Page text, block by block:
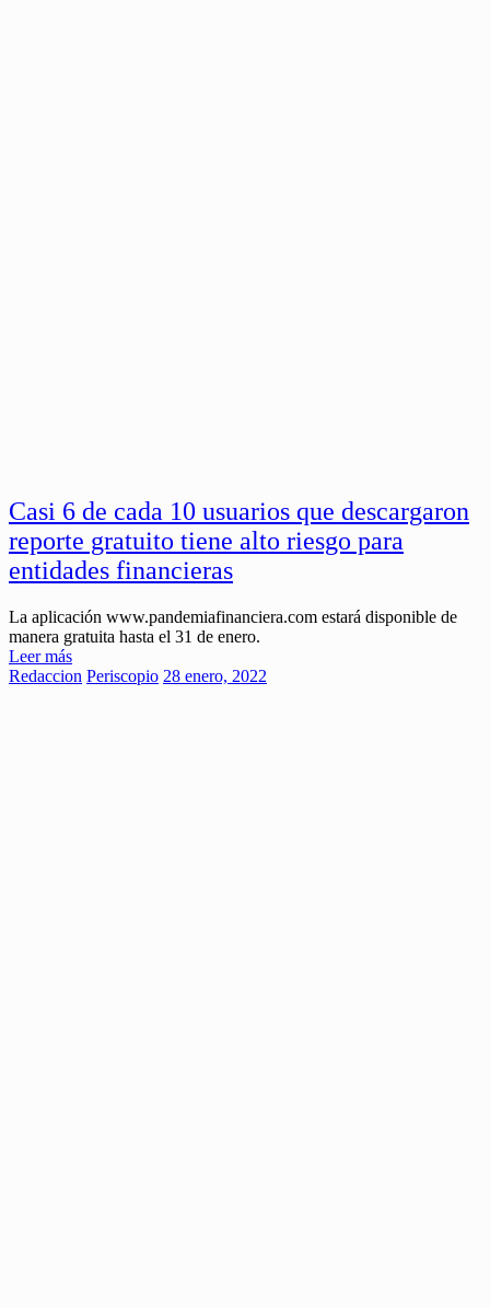
Casi 6 de cada 10 usuarios que descargaron
reporte gratuito tiene alto riesgo para
entidades financieras
La aplicación www.pandemiafinanciera.com estará disponible de
manera gratuita hasta el 31 de enero.
Leer más
Redaccion Periscopio 28 enero, 2022